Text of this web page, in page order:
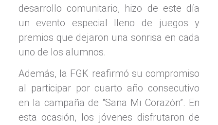
desarrollo comunitario, hizo de este día
un evento especial lleno de juegos y
premios que dejaron una sonrisa en cada
uno de los alumnos.
Además, la FGK reafirmó su compromiso
al participar por cuarto año consecutivo
en la campaña de “Sana Mi Corazón”. En
esta ocasión, los jóvenes disfrutaron de